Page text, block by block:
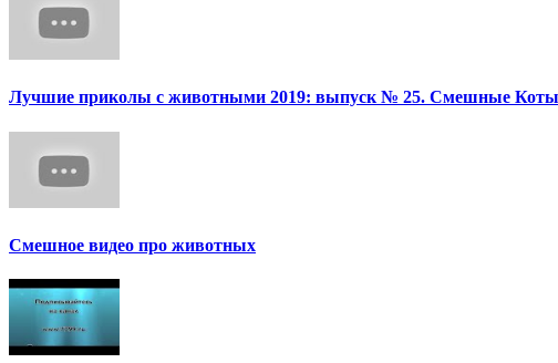
Лучшие приколы с животными 2019: выпуск № 25. Смешные
Смешное видео про животных